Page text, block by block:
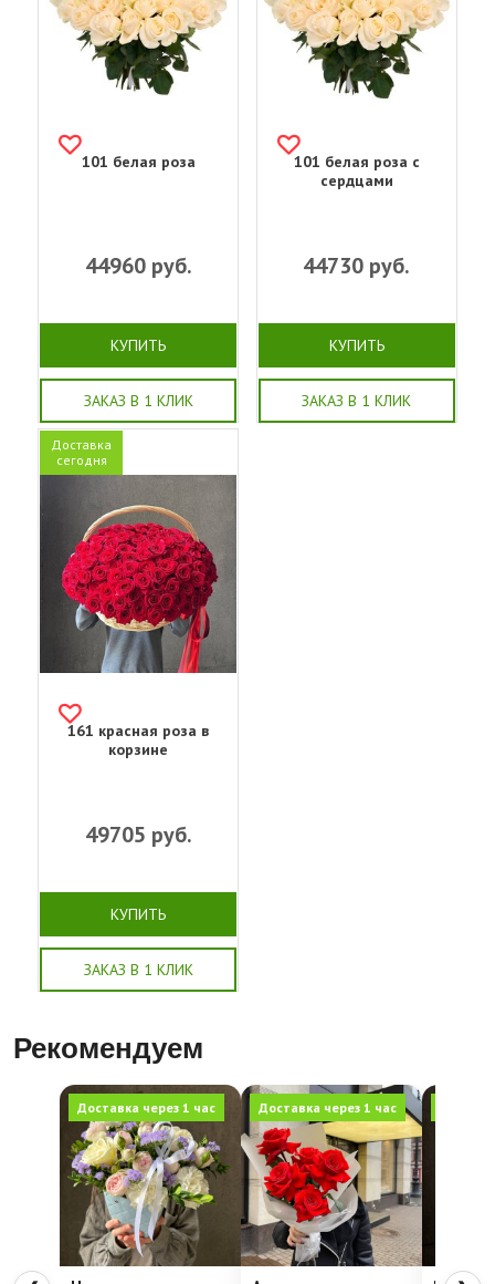
101 белая роза
44960руб.
КУПИТЬ
ЗАКАЗ В 1 КЛИК
101 белая роза с
сердцами
44730 руб.
КУПИТЬ
ЗАКАЗ В 1 КЛИК
Доставка
сегодня
161 красная роза в
корзине
49705 руб.
КУПИТЬ
ЗАКАЗ В 1 КЛИК
Рекомендуем
Доставка через 1 час Доставка через 1 час